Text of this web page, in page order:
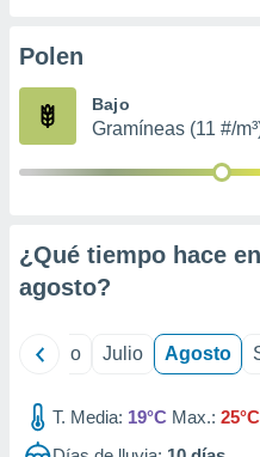
e
mediante
publicidad
publicidad
de
Polen
Bajo
Gramíneas (11 #/
¿Qué tiempo hace
agosto?
Junio Julio Agosto
T. Media: 19°C Max.: 25°C